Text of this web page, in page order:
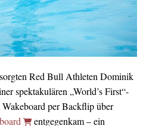
Red Bull Athleten Dominik
spektakulären „World’s First“-
per Backflip über
entgegenkam – ein